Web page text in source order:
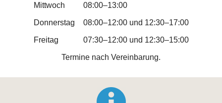
Mittwoch 08:00–13:00
Donnerstag 08:00–12:00 und 12:30–17:00
Freitag 07:30–12:00 und 12:30–15:00
Termine nach Vereinbarung.